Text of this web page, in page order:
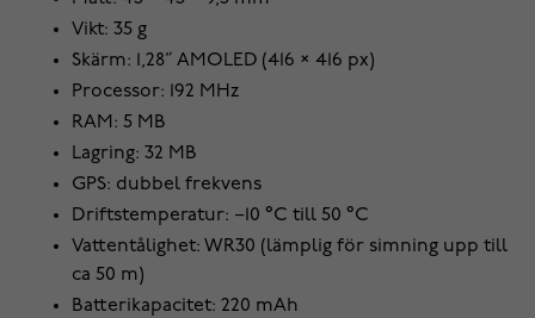
Vikt: 35 g
Skärm: 1,28” AMOLED (416 × 416 px)
Processor: 192 MHz
RAM: 5 MB
Lagring: 32 MB
GPS: dubbel frekvens
Driftstemperatur: −10 °C till 50 °C
Vattentålighet: WR30 (lämplig för simning upp till
ca 50 m)
Batterikapacitet: 220 mAh